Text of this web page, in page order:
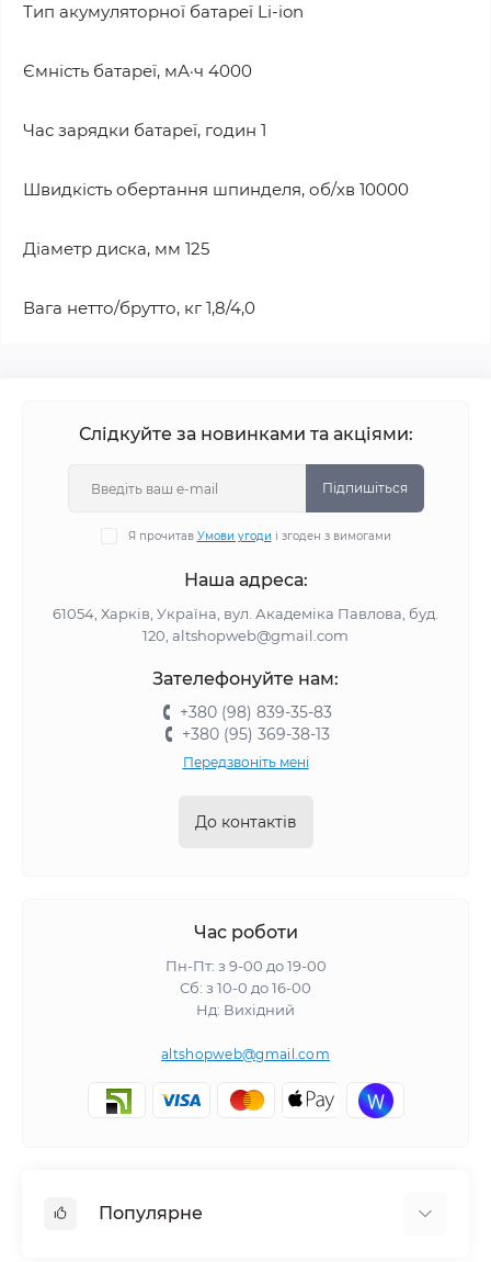
Тип акумуляторної батареї Li-ion
Ємність батареї, мА·ч 4000
Час зарядки батареї, годин 1
Швидкість обертання шпинделя, об/хв 10000
Діаметр диска, мм 125
Вага нетто/брутто, кг 1,8/4,0
Слідкуйте за новинками та акціями:
Підпишіться
Я прочитав Умови угоди і згоден з вимогами
Наша адреса:
61054, Харків, Україна, вул. Академіка Павлова, буд.
120, altshopweb@gmail.com
Зателефонуйте нам:
+380 (98) 839-35-83
+380 (95) 369-38-13
Передзвоніть мені
До контактів
Час роботи
Пн-Пт: з 9-00 до 19-00
Сб: з 10-0 до 16-00
Нд: Вихідний
altshopweb@gmail.com
Популярне